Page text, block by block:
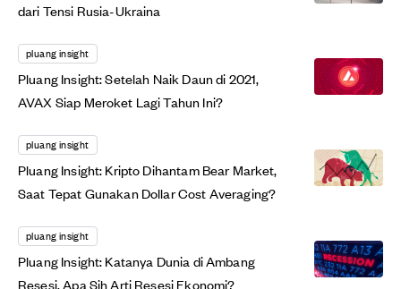
dari Tensi Rusia-Ukraina
pluang insight
Pluang Insight: Setelah Naik Daun di 2021,
AVAX Siap Meroket Lagi Tahun Ini?
pluang insight
Pluang Insight: Kripto Dihantam Bear Market,
Saat Tepat Gunakan Dollar Cost Averaging?
pluang insight
Pluang Insight: Katanya Dunia di Ambang
Resesi. Apa Sih Arti Resesi Ekonomi?